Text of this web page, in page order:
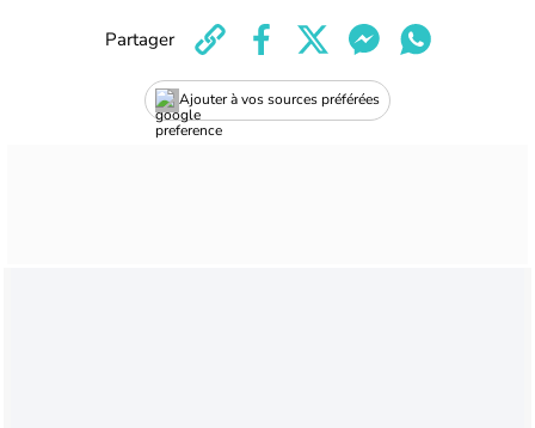
Ajouter à vos sources préférées
Partager